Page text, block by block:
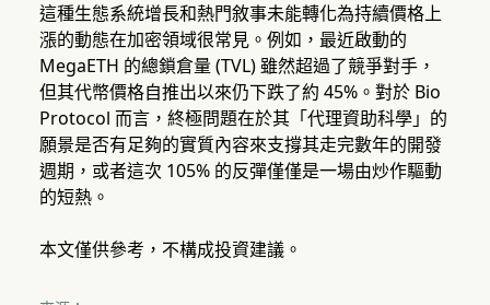
這種生態系統增長和熱門敘事未能轉化為持續價格上
漲的動態在加密領域很常見。例如，最近啟動的
MegaETH 的總鎖倉量 (TVL) 雖然超過了競爭對手，
但其代幣價格自推出以來仍下跌了約 45%。對於 Bio
Protocol 而言，終極問題在於其「代理資助科學」的
願景是否有足夠的實質內容來支撐其走完數年的開發
週期，或者這次 105% 的反彈僅僅是一場由炒作驅動
的短熱。
本文僅供參考，不構成投資建議。